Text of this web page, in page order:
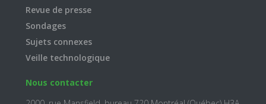
Revue de presse
Sondages
Sujets connexes
Veille technologique
Nous contacter